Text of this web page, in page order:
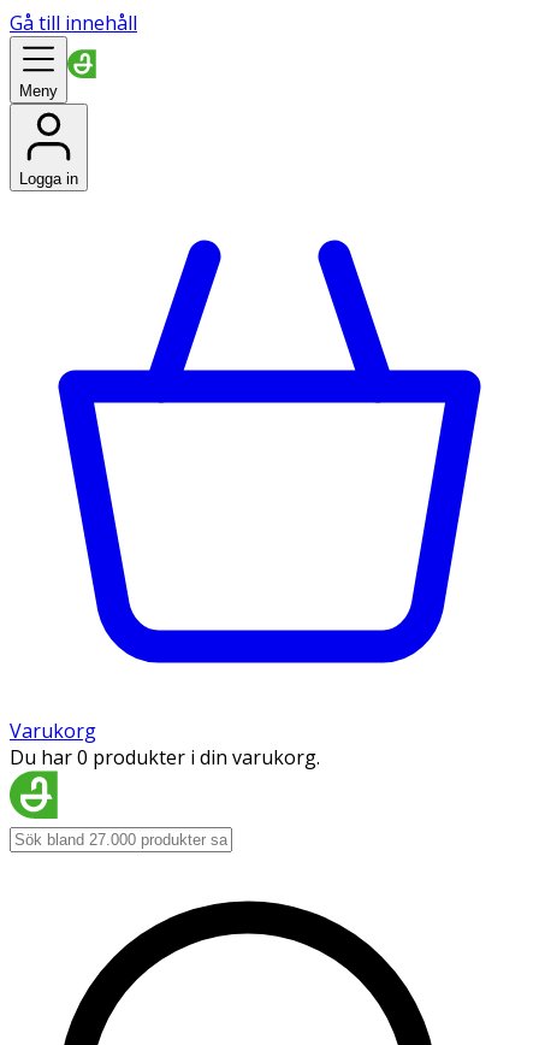
Gå till innehåll
Meny
Logga in
Varukorg
Du har 0 produkter i din varukorg.